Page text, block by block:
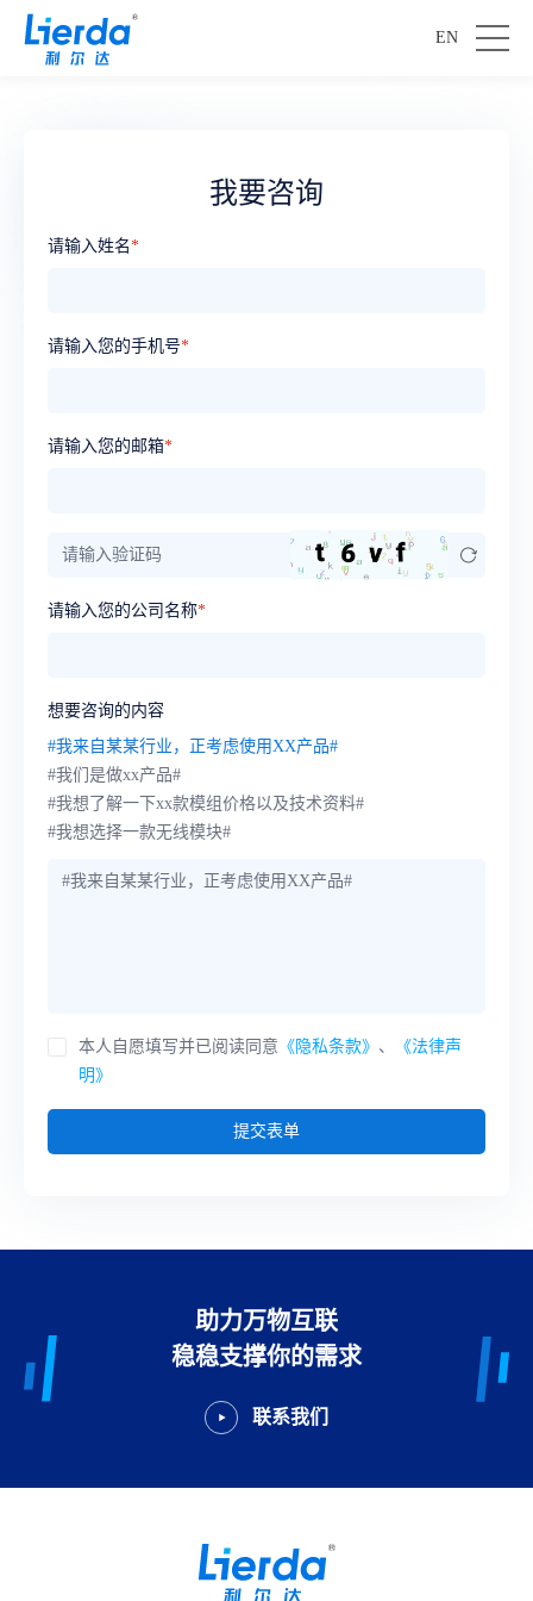
EN
我要咨询
请输入姓名*
请输入您的手机号*
请输入您的邮箱*
请输入您的公司名称*
想要咨询的内容
#我来自某某行业，正考虑使用XX产品#
#我们是做xx产品#
#我想了解一下xx款模组价格以及技术资料#
#我想选择一款无线模块#
本人自愿填写并已阅读同意 《隐私条款》 、
《法律声
明》
提交表单
助力万物互联
稳稳支撑你的需求
联系我们